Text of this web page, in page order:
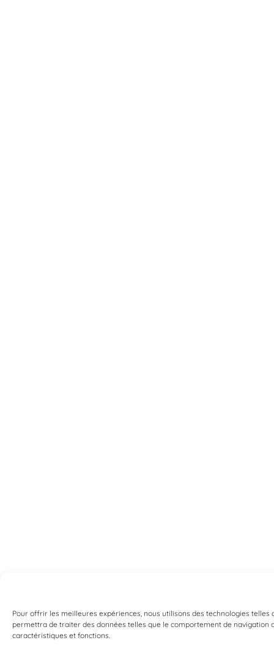
Pour offrir les meilleures expériences, nous utilisons des technologies
permettra de traiter des données telles que le comportement de
caractéristiques et fonctions.